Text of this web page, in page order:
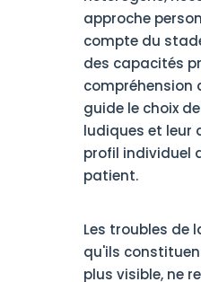
approche
compte du
des capacités
compréhension
guide le choix
ludiques et
profil individuel
patient.
Les troubles de
qu'ils
plus visible, ne